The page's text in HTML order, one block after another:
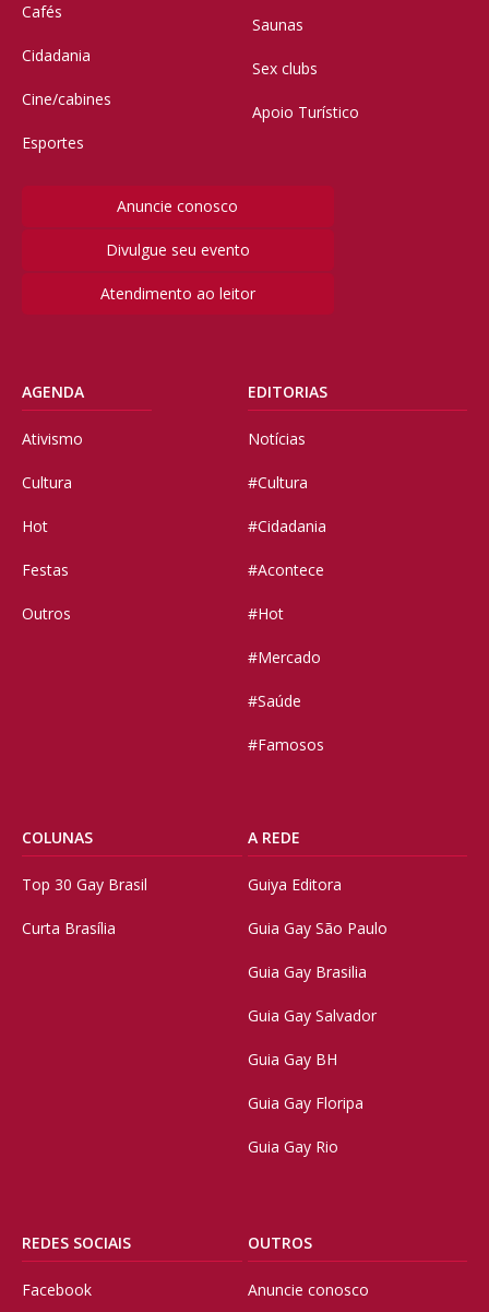
Cafés
Cidadania
Cine/cabines
Esportes
Saunas
Sex clubs
Apoio Turístico
Anuncie conosco
Divulgue seu evento
Atendimento ao leitor
AGENDA
Ativismo
Cultura
Hot
Festas
Outros
EDITORIAS
Notícias
#Cultura
#Cidadania
#Acontece
#Hot
#Mercado
#Saúde
#Famosos
COLUNAS
Top 30 Gay Brasil
Curta Brasília
A REDE
Guiya Editora
Guia Gay São Paulo
Guia Gay Brasilia
Guia Gay Salvador
Guia Gay BH
Guia Gay Floripa
Guia Gay Rio
REDES SOCIAIS
Facebook
OUTROS
Anuncie conosco